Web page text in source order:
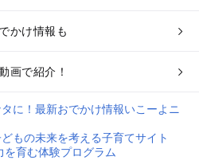
かけ情報も
画で紹介！